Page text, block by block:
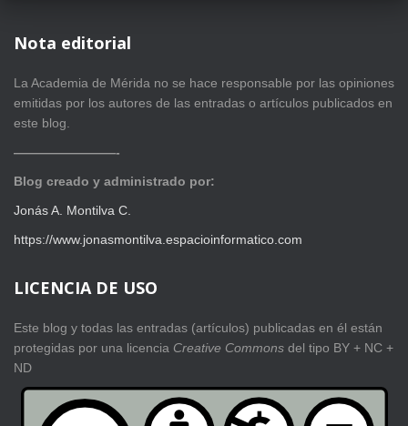
Nota editorial
La Academia de Mérida no se hace responsable por las opiniones
emitidas por los autores de las entradas o artículos publicados en
este blog.
————————-
Blog creado y administrado por:
Jonás A. Montilva C.
https://www.jonasmontilva.espacioinformatico.com
LICENCIA DE USO
Este blog y todas las entradas (artículos) publicadas en él están
protegidas por una licencia Creative Commons del tipo BY + NC +
ND